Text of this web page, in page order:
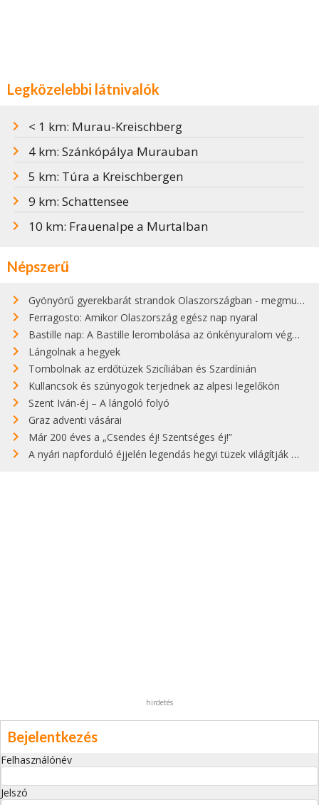
Legközelebbi látnivalók
< 1 km: Murau-Kreischberg
4 km: Szánkópálya Murauban
5 km: Túra a Kreischbergen
9 km: Schattensee
10 km: Frauenalpe a Murtalban
Népszerű
Gyönyörű gyerekbarát strandok Olaszországban - megmutatjuk a 15 legjobbat
Ferragosto: Amikor Olaszország egész nap nyaral
Bastille nap: A Bastille lerombolása az önkényuralom végét jelentette
Lángolnak a hegyek
Tombolnak az erdőtüzek Szicíliában és Szardínián
Kullancsok és szúnyogok terjednek az alpesi legelőkön
Szent Iván-éj – A lángoló folyó
Graz adventi vásárai
Már 200 éves a „Csendes éj! Szentséges éj!”
A nyári napforduló éjjelén legendás hegyi tüzek világítják meg Zugspitzét
hirdetés
Bejelentkezés
Felhasználónév
Jelszó